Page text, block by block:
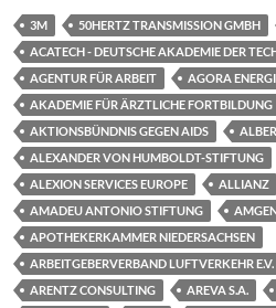
3M 50HERTZ TRANSMISSION GMBH
ACATECH - DEUTSCHE AKADEMIE DER
AGENTUR FÜR ARBEIT
AGORA
AKADEMIE FÜR ÄRZTLICHE FORTBILDUNG
AKTIONSBÜNDNIS GEGEN AIDS
ALEXANDER VON HUMBOLDT-STIFTUNG
ALEXION SERVICES EUROPE
ALLIANZ
AMADEU ANTONIO STIFTUNG
APOTHEKERKAMMER NIEDERSACHSEN
ARBEITGEBERVERBAND LUFTVERKEHR
ARENTZ CONSULTING
AREVA S.A.